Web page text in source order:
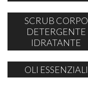
SCRUB CORPO
DETERGENTE
IDRATANTE
OLI ESSENZIALI